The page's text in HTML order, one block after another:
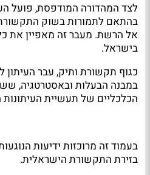
לצד המהדורה המודפסת, פועל
בהתאם לתמורות בשוק
אל הרשת. מעבר זה מאפיין את
בישראל.
כגוף תקשורת ותיק, עבר העיתון
במבנה הבעלות ובאסטרטגיה,
הכלכליים של תעשיית העיתונות
בעמוד זה מרוכזות ידיעות
בזירת התקשורת הישראלית.